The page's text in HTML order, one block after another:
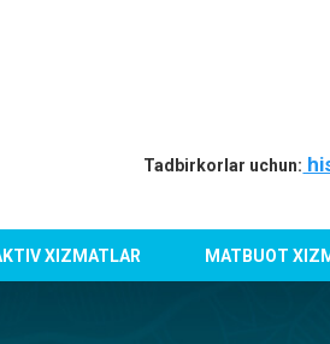
Tadbirkorlar uchun:
XIZMATLAR MATBUOT